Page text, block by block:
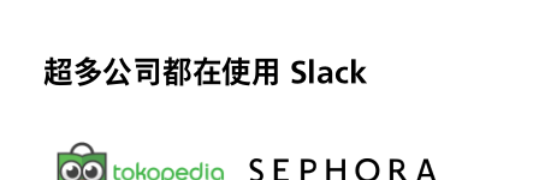
超多公司都在使用 Slack